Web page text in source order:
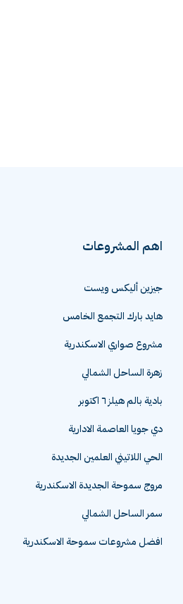
اهم المشروعات
جيزين أليكس ويست
هايد بارك التجمع الخامس
مشروع صواري الاسكندرية
زهرة الساحل الشمالي
بادية بالم هيلز ٦ اكتوبر
دي جويا العاصمة الادارية
الحي اللاتيني العلمين الجديدة
مروج سموحة الجديدة الاسكندرية
سمر الساحل الشمالي
افضل مشروعات سموحة الاسكندرية